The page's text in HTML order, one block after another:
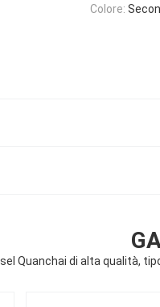
Colore:
Quanchai di alta qualità,